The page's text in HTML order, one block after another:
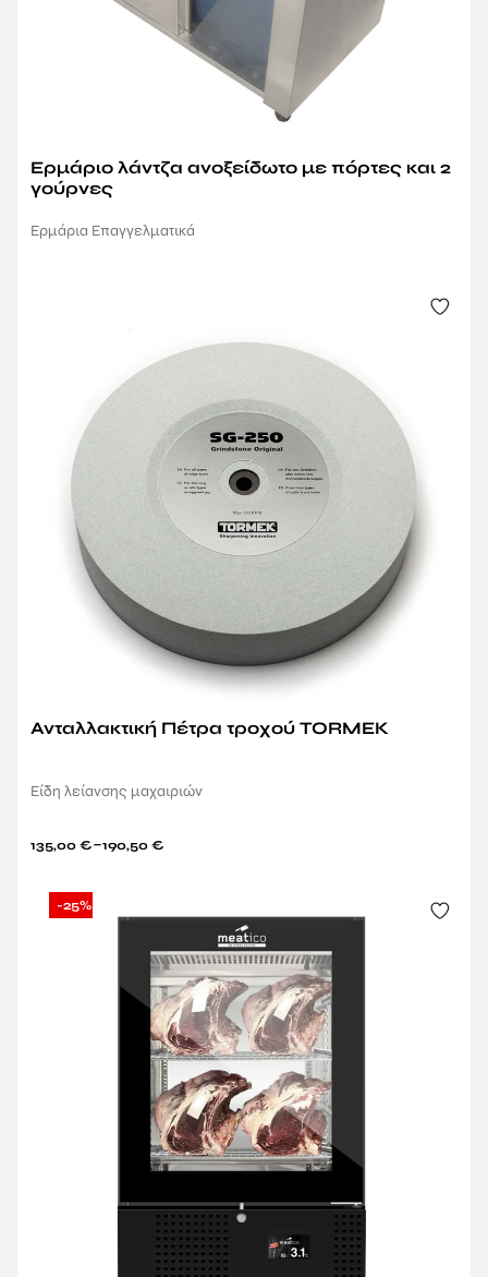
Ερμάριο λάντζα ανοξείδωτο με πόρτες και 2
γούρνες
Ερμάρια Επαγγελματικά
Ανταλλακτική Πέτρα τροχού TORMEK
Είδη λείανσης μαχαιριών
135,00 €–190,50 €
-25%